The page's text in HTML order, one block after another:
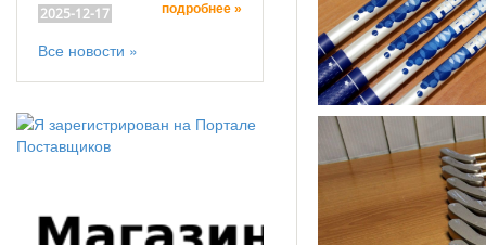
2025-12-17 подробнее »
Все новости »